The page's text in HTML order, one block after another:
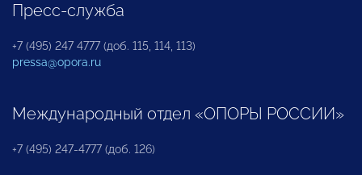
Пресс-служба
+7 (495) 247 4777 (доб. 115, 114, 113)
pressa@opora.ru
Международный отдел «ОПОРЫ РОССИИ»
+7 (495) 247-4777 (доб. 126)